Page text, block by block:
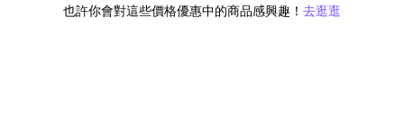
也許你會對這些價格優惠中的商品感興趣！ 去逛逛